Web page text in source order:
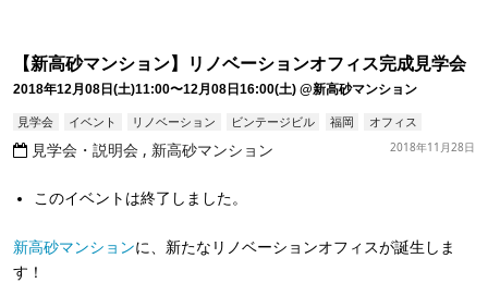
【新高砂マンション】リノベーションオフィス完成見学会
2018年12月08日(土)11:00〜12月08日16:00(土) @新高砂マンション
見学会 イベント リノベーション ビンテージビル 福岡 オフィス
見学会・説明会 新高砂マンション 2018年11月28日
このイベントは終了しました。
新高砂マンションに、新たなリノベーションオフィスが誕生しま
す！